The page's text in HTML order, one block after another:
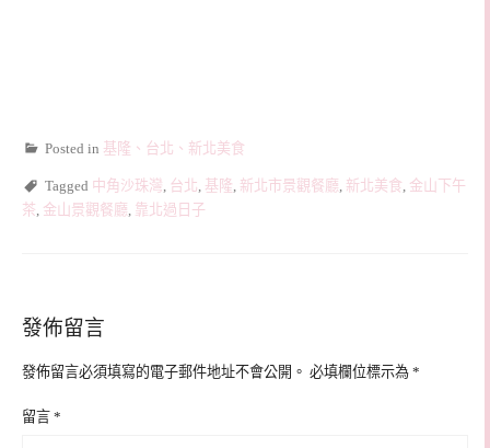
Posted in 基隆、台北、新北美食
Tagged 中角沙珠灣 台北 基隆 新北市景觀餐廳 新北美食 金山下午
茶 金山景觀餐廳 靠北過日子
發佈留言
發佈留言必須填寫的電子郵件地址不會公開。 必填欄位標示為 *
留言 *